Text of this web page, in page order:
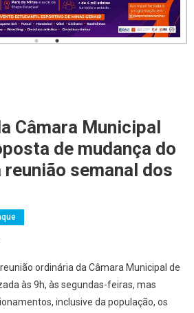
Câmara Municipal
de mudança do
reunião semanal dos
ordinária da Câmara Municipal de
às 9h, às segundas-feiras, mas
inclusive da população, os